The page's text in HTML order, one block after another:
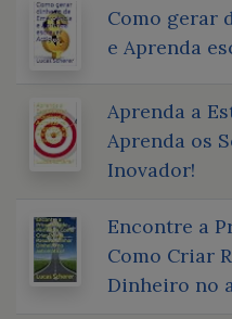
Como gerar
e Aprenda
Aprenda a
Aprenda os
Inovador!
Encontre a
Como Criar
Dinheiro no